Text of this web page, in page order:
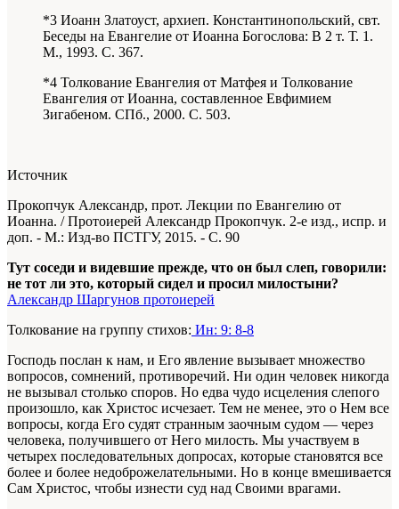
*3 Иоанн Златоуст, архиеп. Константинопольский, свт.
Беседы на Евангелие от Иоанна Богослова: В 2 т. Т. 1.
М., 1993. С. 367.
*4 Толкование Евангелия от Матфея и Толкование
Евангелия от Иоанна, составленное Евфимием
Зигабеном. СПб., 2000. С. 503.
Источник
Прокопчук Александр, прот. Лекции по Евангелию от
Иоанна. / Протоиерей Александр Прокопчук. 2-е изд., испр. и
доп. - М.: Изд-во ПСТГУ, 2015. - С. 90
Тут соседи и видевшие прежде, что он был слеп, говорили:
не тот ли это, который сидел и просил милостыни?
Александр Шаргунов протоиерей
Толкование на группу стихов: Ин: 9: 8-8
Господь послан к нам, и Его явление вызывает множество
вопросов, сомнений, противоречий. Ни один человек никогда
не вызывал столько споров. Но едва чудо исцеления слепого
произошло, как Христос исчезает. Тем не менее, это о Нем все
вопросы, когда Его судят странным заочным судом — через
человека, получившего от Него милость. Мы участвуем в
четырех последовательных допросах, которые становятся все
более и более недоброжелательными. Но в конце вмешивается
Сам Христос, чтобы изнести суд над Своими врагами.